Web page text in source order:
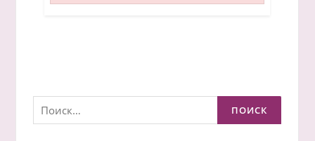
Найти: